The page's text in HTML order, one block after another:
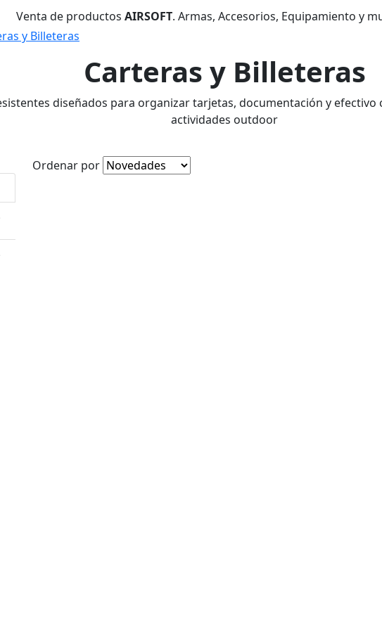
Venta de productos AIRSOFT. Armas, Accesorios, Equipamiento y
y Billeteras
Carteras y Billeteras
diseñados para organizar tarjetas, documentación y
actividades outdoor
Ordenar por